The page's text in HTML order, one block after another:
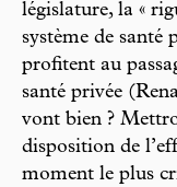
législature, la «
système de santé
profitent au
santé privée
vont bien ?
disposition de
moment le plus